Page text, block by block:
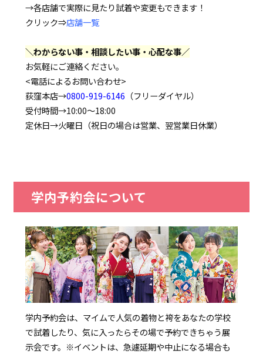
→各店舗で実際に見たり試着や変更もできます！
クリック⇒店舗一覧
＼わからない事・相談したい事・心配な事／
お気軽にご連絡ください。
<電話によるお問い合わせ>
荻窪本店→0800-919-6146 （フリーダイヤル）
受付時間→10:00～18:00
定休日→火曜日（祝日の場合は営業、翌営業日休業）
学内予約会について
学内予約会は、マイムで人気の着物と袴をあなたの学校
で試着したり、気に入ったらその場で予約できちゃう展
示会です。 ※イベントは、急遽延期や中止になる場合も